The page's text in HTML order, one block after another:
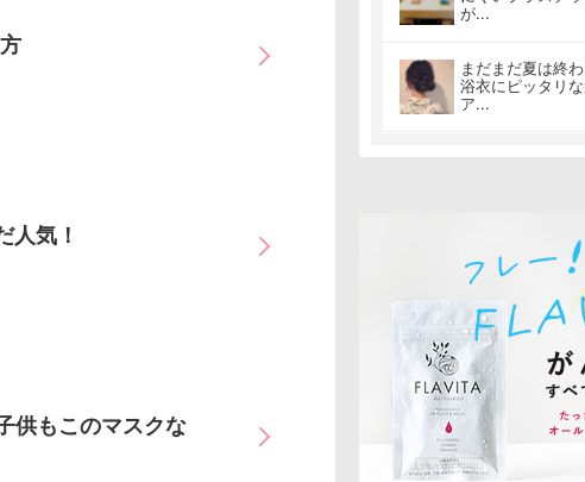
人気！
供もこのマスクな
が...
まだまだ夏は終
浴衣にピッタリ
ア...